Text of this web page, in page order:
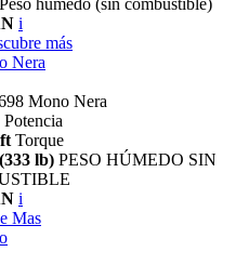
i
más
Nera
Mono Nera
Potencia
Torque
lb) PESO HÚMEDO SIN
i
Mas